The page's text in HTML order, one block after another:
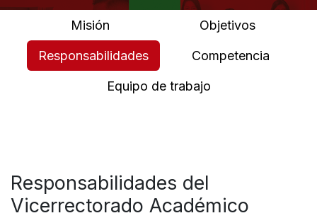
Misión Objetivos
Responsabilidades Competencia
Equipo de trabajo
Responsabilidades del
Vicerrectorado Académico